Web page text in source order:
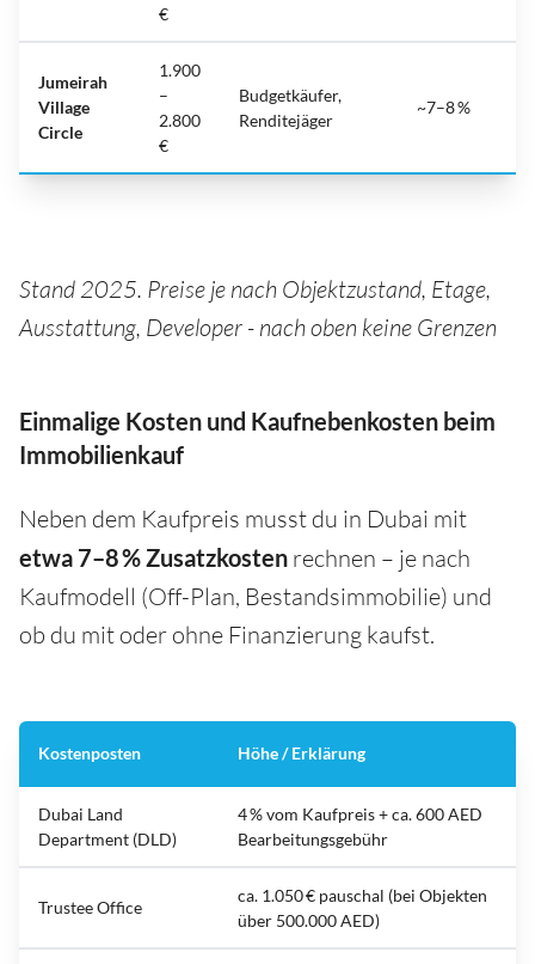
€
Jumeirah
Village
Circle
1.900
–
2.800
€
Budgetkäufer,
Renditejäger
~7–8 %
Stand 2025. Preise je nach Objektzustand, Etage,
Ausstattung, Developer - nach oben keine Grenzen
Einmalige Kosten und Kaufnebenkosten beim
Immobilienkauf
Neben dem Kaufpreis musst du in Dubai mit
etwa 7–8 % Zusatzkosten rechnen – je nach
Kaufmodell (Off-Plan, Bestandsimmobilie) und
ob du mit oder ohne Finanzierung kaufst.
Kostenposten Höhe / Erklärung
Dubai Land
Department (DLD)
4 % vom Kaufpreis + ca. 600 AED
Bearbeitungsgebühr
Trustee Office
ca. 1.050 € pauschal (bei Objekten
über 500.000 AED)